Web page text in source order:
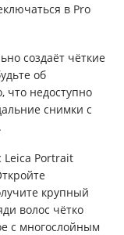
в Pro
создаёт чёткие
об
что недоступно
снимки с
Leica Portrait
крупный
волос чётко
с многослойным